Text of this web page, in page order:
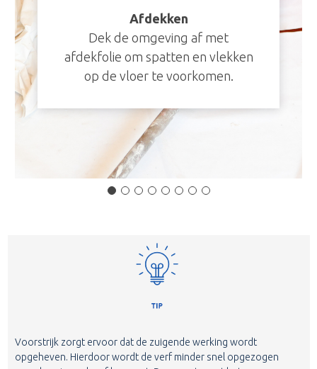
Afdekken
Dek de omgeving af met
afdekfolie om spatten en vlekken
op de vloer te voorkomen.
Voorstrijk zorgt ervoor dat de zuigende werking wordt
opgeheven. Hierdoor wordt de verf minder snel opgezogen